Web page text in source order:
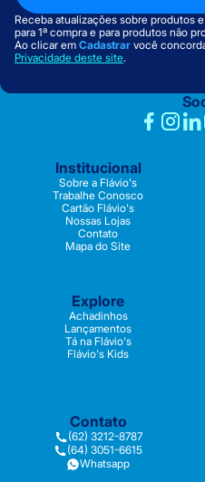
Receba atualizações sobre produtos
para 1ª compra e para produtos não
Ao clicar em Cadastrar você
Privacidade deste site.
Institucional
Sobre a Flávio's
Trabalhe Conosco
Cartão Flávio's
Nossas Lojas
Contato
Mapa do Site
Explore
Achadinhos
Lançamentos
Tá na Flávio's
Flávio's Kids
Contato
(62) 3212-8787
(64) 3051-6615
Whatsapp